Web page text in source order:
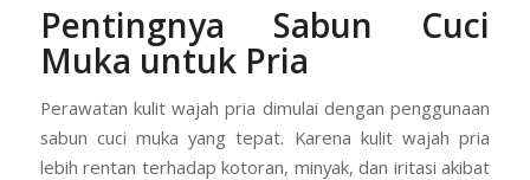
Pentingnya Sabun Cuci
Muka untuk Pria
Perawatan kulit wajah pria dimulai dengan penggunaan
sabun cuci muka yang tepat. Karena kulit wajah pria
lebih rentan terhadap kotoran, minyak, dan iritasi akibat